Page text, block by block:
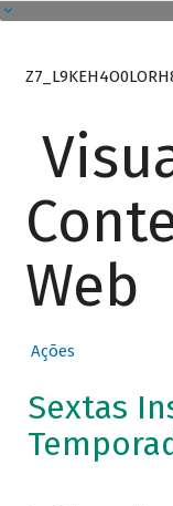
Web
Ações
Sextas